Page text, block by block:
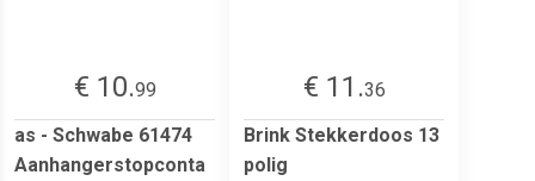
€ 10.99
as - Schwabe 61474
Aanhangerstopconta
€ 11.36
Brink Stekkerdoos 13
polig